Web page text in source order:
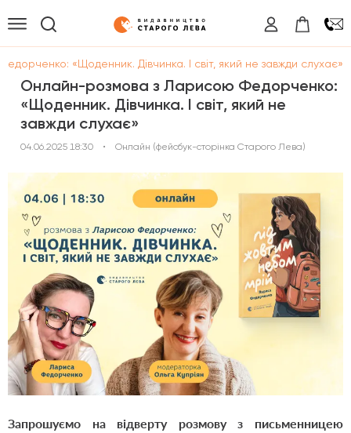
«Щоденник. Дівчинка. І світ, який не завжди слухає»
Онлайн-розмова з Ларисою Федорченко:
«Щоденник. Дівчинка. І світ, який не
завжди слухає»
04.06.2025 18:30 • Онлайн (фейсбук-сторінка Старого Лева)
Запрошуємо на відверту розмову з письменницею